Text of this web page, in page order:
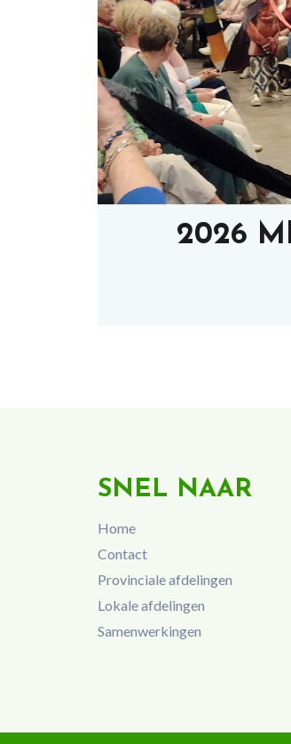
2026
SNEL NAAR
Home
Contact
Provinciale afdelingen
Lokale afdelingen
Samenwerkingen